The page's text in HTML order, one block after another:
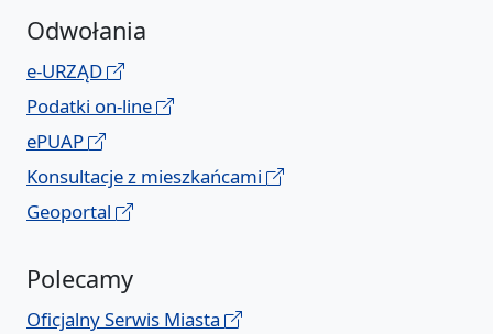
Odwołania
e-URZĄD
Podatki on-line
ePUAP
Konsultacje z mieszkańcami
Geoportal
Polecamy
Oficjalny Serwis Miasta